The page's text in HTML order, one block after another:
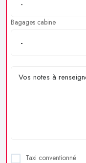
Bagages cabine
Taxi conventionné